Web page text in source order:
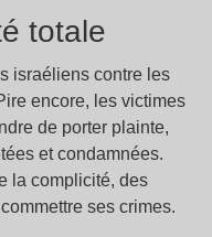
totale
israéliens contre les
encore, les victimes
de porter plainte,
et condamnées.
la complicité, des
ses crimes.